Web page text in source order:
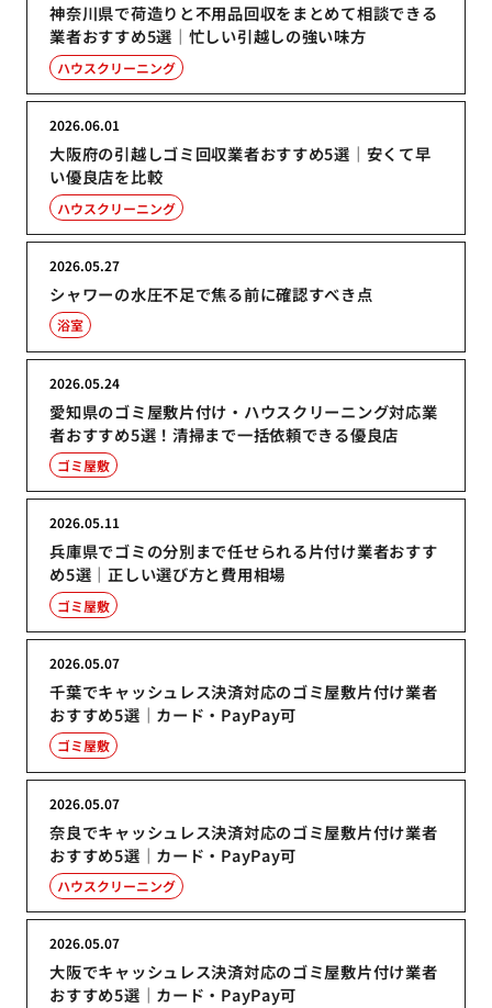
神奈川県で荷造りと不用品回収をまとめて相談できる
業者おすすめ5選｜忙しい引越しの強い味方
ハウスクリーニング
大阪府の引越しゴミ回収業者おすすめ5選｜安くて早
い優良店を比較
2026.06.01
ハウスクリーニング
シャワーの水圧不足で焦る前に確認すべき点
2026.05.27
浴室
愛知県のゴミ屋敷片付け・ハウスクリーニング対応業
者おすすめ5選！清掃まで一括依頼できる優良店
2026.05.24
ゴミ屋敷
兵庫県でゴミの分別まで任せられる片付け業者おすす
め5選｜正しい選び方と費用相場
2026.05.11
ゴミ屋敷
千葉でキャッシュレス決済対応のゴミ屋敷片付け業者
おすすめ5選｜カード・PayPay可
2026.05.07
ゴミ屋敷
奈良でキャッシュレス決済対応のゴミ屋敷片付け業者
おすすめ5選｜カード・PayPay可
2026.05.07
ハウスクリーニング
大阪でキャッシュレス決済対応のゴミ屋敷片付け業者
おすすめ5選｜カード・PayPay可
2026.05.07